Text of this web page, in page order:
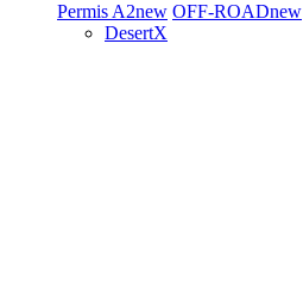
Permis A2new OFF-ROADnew
DesertX